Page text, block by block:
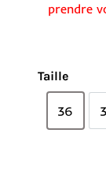
prendre
Taille
36
36